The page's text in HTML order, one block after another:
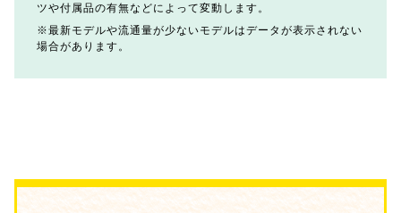
ツや付属品の有無などによって変動します。
最新モデルや流通量が少ないモデルはデータが表示されない
場合があります。